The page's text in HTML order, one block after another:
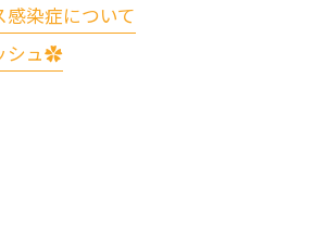
染症について
シュ✿